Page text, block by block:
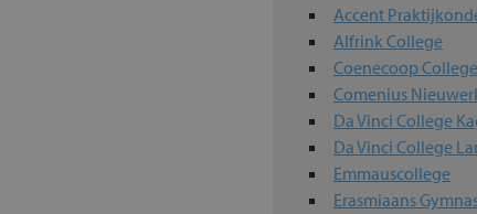
Accent
Alfrink College
Coenecoop
Comenius
Da Vinci College
Da Vinci College
Emmauscollege
Erasmiaans